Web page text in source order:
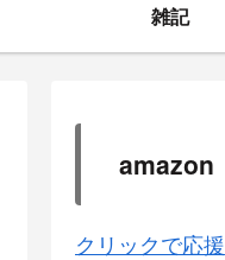
雑記
amazon
クリックで応援